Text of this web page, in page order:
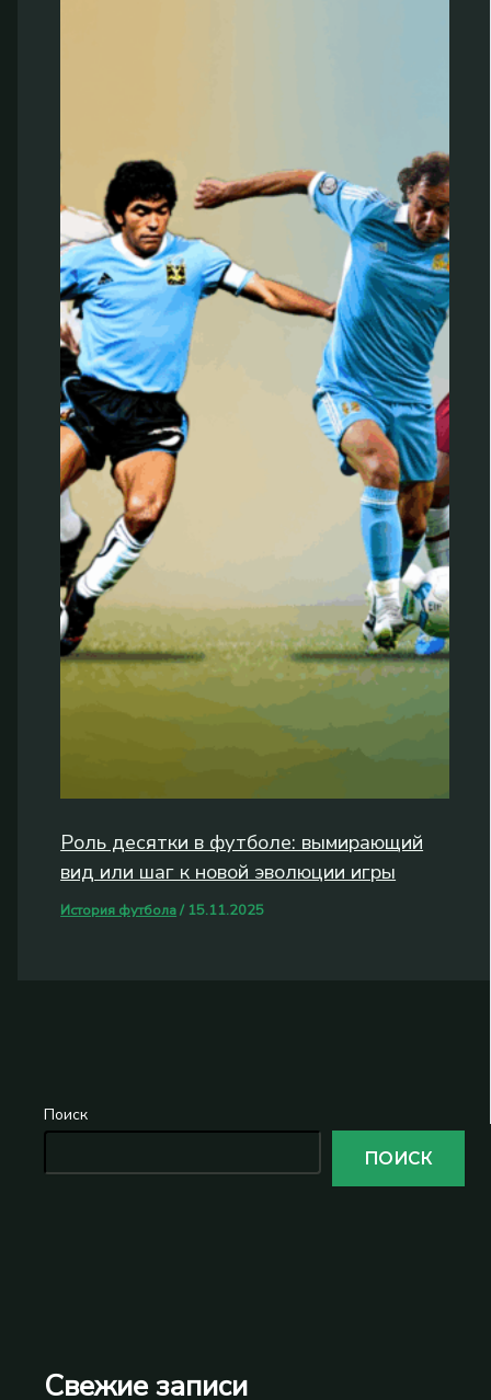
Поиск
ПОИСК
Свежие записи
Роль десятки в футболе: вымирающий
вид или шаг к новой эволюции игры
История футбола/ 15.11.2025